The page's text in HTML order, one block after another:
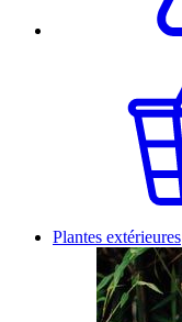
Plantes extérieures